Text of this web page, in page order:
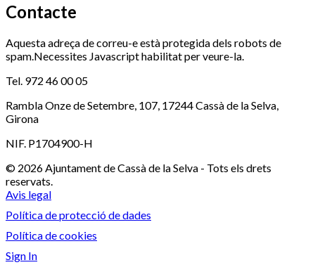
Contacte
Aquesta adreça de correu-e està protegida dels robots de
spam.Necessites Javascript habilitat per veure-la.
Tel. 972 46 00 05
Rambla Onze de Setembre, 107, 17244 Cassà de la Selva,
Girona
NIF. P1704900-H
© 2026 Ajuntament de Cassà de la Selva - Tots els drets
reservats.
Avis legal
Política de protecció de dades
Política de cookies
Sign In